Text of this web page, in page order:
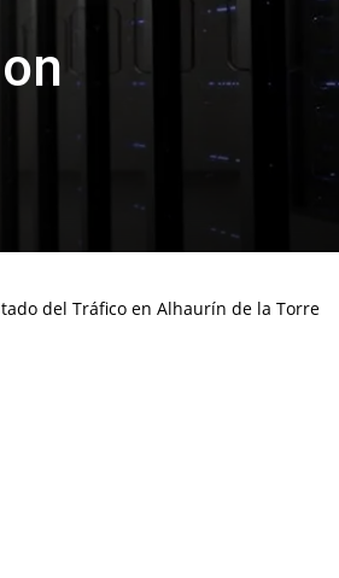
del Tráfico en Alhaurín de la Torre